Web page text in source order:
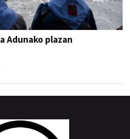
Adunako plazan